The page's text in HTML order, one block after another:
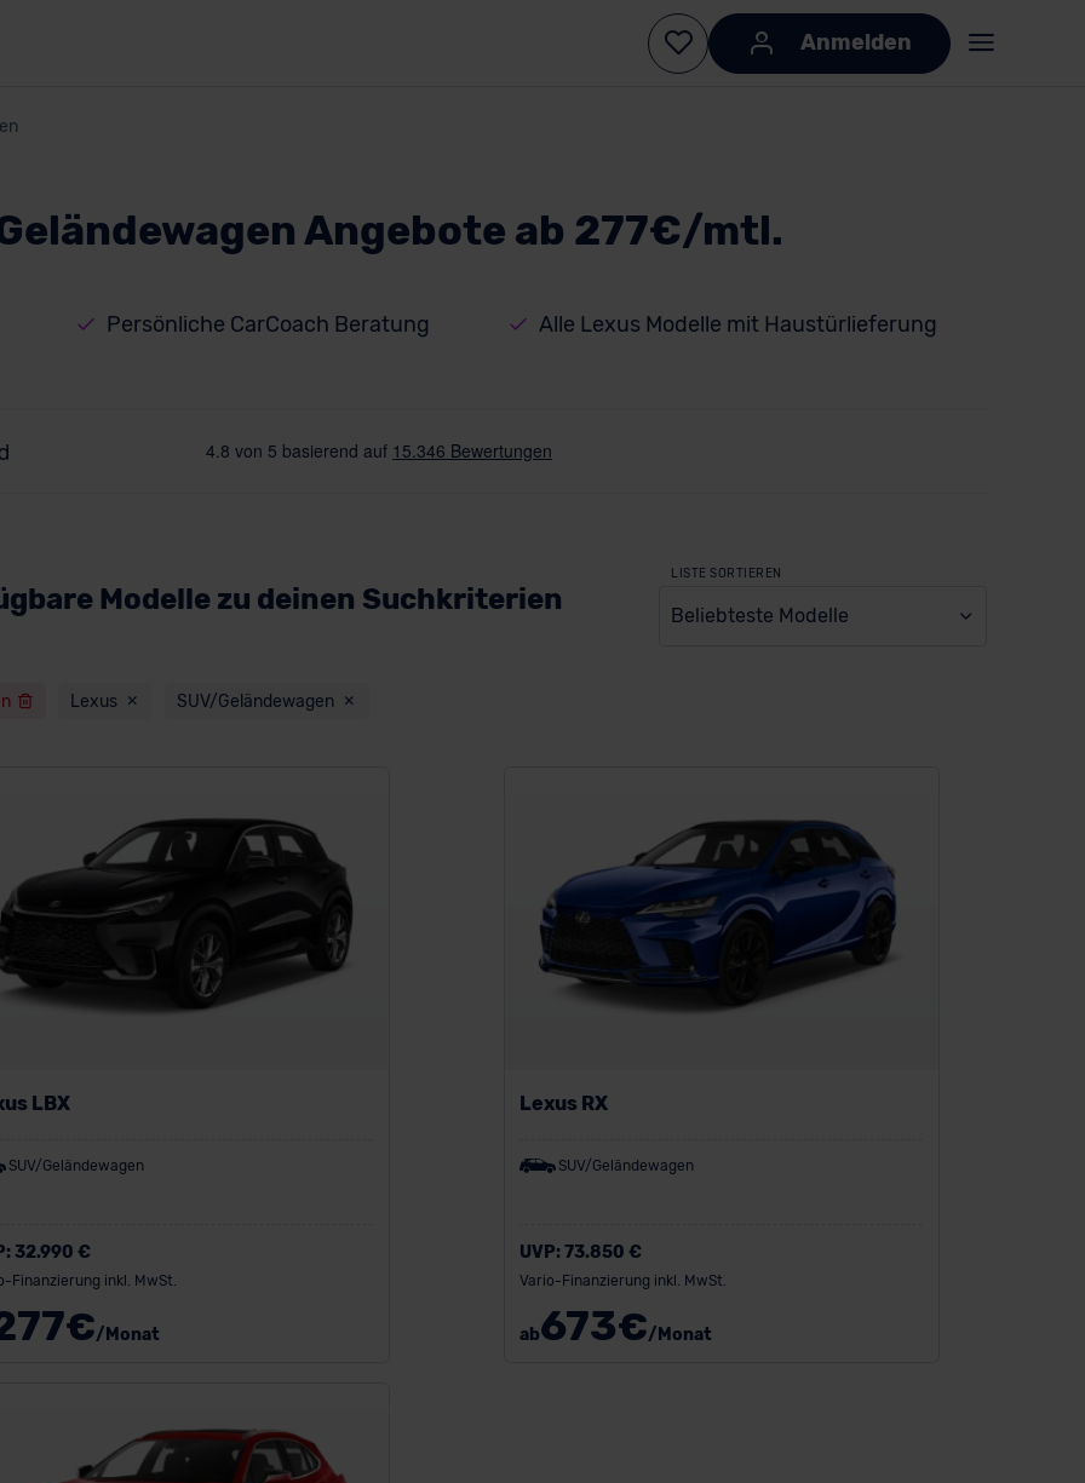
Anmelden
Angebote ab 277€/mtl.
Persönliche CarCoach Beratung Alle Lexus Modelle mit Haustürlieferung
Modelle zu deinen Suchkriterien
LISTE SORTIEREN
Beliebteste Modelle
Lexus SUV/Geländewagen
LBX
SUV/Geländewagen
32.990 €
Finanzierung inkl. MwSt.
€/Monat
Lexus RX
SUV/Geländewagen
UVP:73.850 €
Vario-Finanzierung inkl. MwSt.
ab673€/Monat